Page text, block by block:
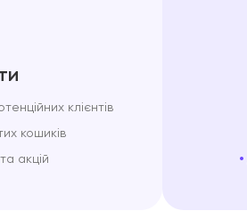
клієнтів
кошиків
акцій